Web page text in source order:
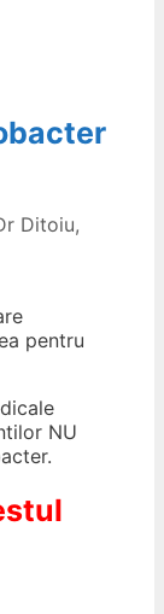
Ditoiu,
pentru
NU